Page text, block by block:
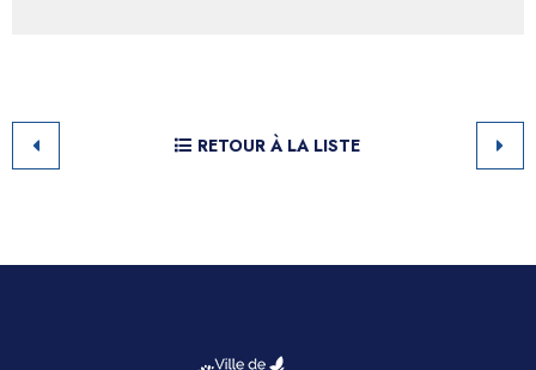
RETOUR À LA LISTE